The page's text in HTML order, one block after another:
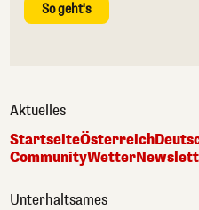
So geht's
Aktuelles
StartseiteÖsterreich
CommunityWetter
Unterhaltsames